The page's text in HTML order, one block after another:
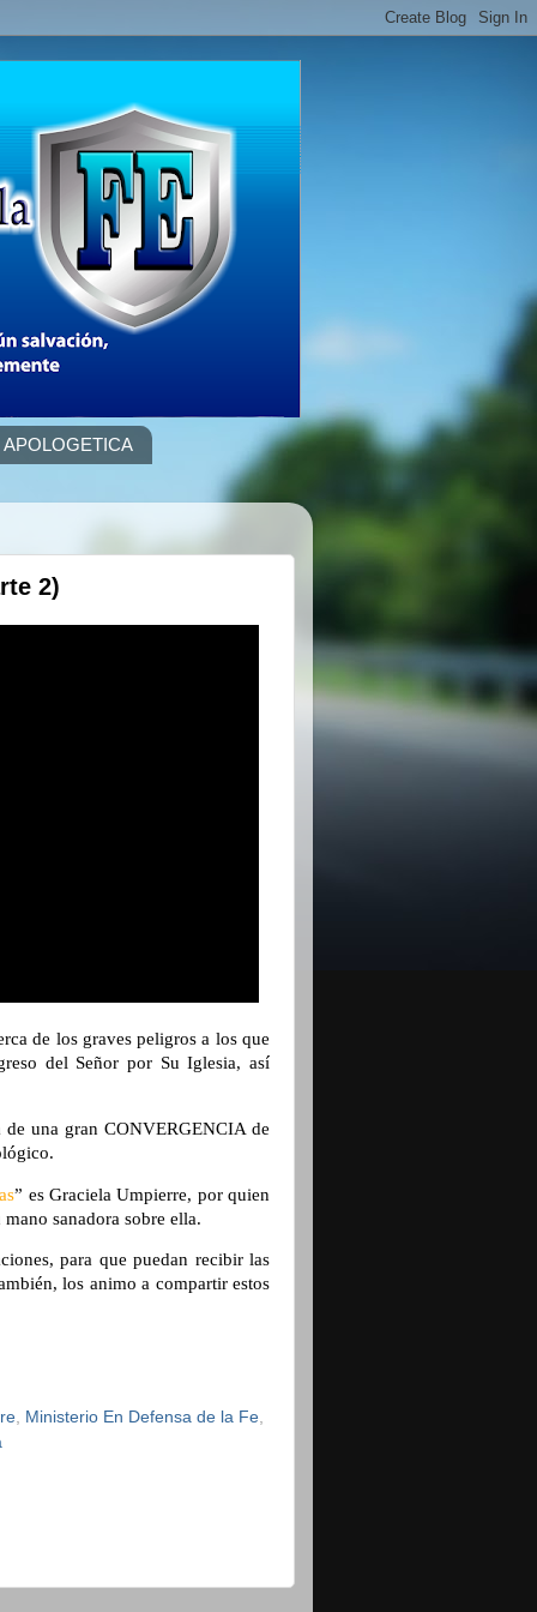
APOLOGETICA
2)
de los graves peligros a los que
del Señor por Su Iglesia, así
una gran CONVERGENCIA de
” es Graciela Umpierre, por quien
sanadora sobre ella.
para que puedan recibir las
los animo a compartir estos
, Ministerio En Defensa de la Fe,